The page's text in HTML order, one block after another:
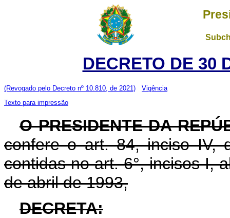
DECRETO DE 30
(Revogado pelo Decreto nº 10.810, de 2021)
Vigência
Texto para impressão
O PRESIDENTE DA
confere o art. 84, inciso IV,
contidas no art. 6°, incisos I,
de abril de 1993,
DECRETA: